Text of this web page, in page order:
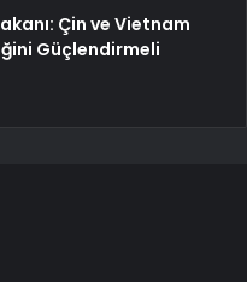
Çin ve Vietnam
Güçlendirmeli